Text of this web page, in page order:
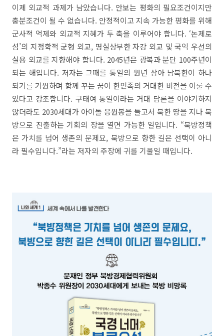
이제 외교적 과제가 남았습니다. 안보는 평화의 필요조건이지만
충분조건이 될 수 없습니다. 안정적이고 지속 가능한 평화를 위해
군사적 억제와 외교적 지혜가 두 축을 이루어야 합니다. ‘논제로
섬’의 지정학적 균형 외교, 명실상부한 자강 외교 및 국익 우선의
실용 외교를 지향해야 합니다. 2045년은 광복과 분단 100주년이
되는 해입니다. 저자는 그때를 통일의 원년 삼아 남북한이 하나
되기를 기원하며 함께 꾸는 꿈이 한민족의 거대한 비전을 이룰 수
있다고 강조합니다. 구태여 통일이라는 거대 담론을 이야기하지
않더라도 2030세대가 아이돌 응원봉을 들고서 북한 땅을 지나 북
방으로 진출하는 기회의 장을 열면 가능한 일입니다. “북방정책
은 가치를 넘어 생존의 문제요, 북방으로 향한 길은 선택이 아니
라 필수입니다.”라는 저자의 주장에 귀를 기울일 때입니다.